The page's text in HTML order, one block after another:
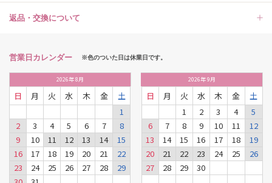
返品・交換について
営業日カレンダー ※色のついた日は休業日です。
2026年8月
日 月 火 水 木 金
土
1
2
3 4 5 6 7
8
9
10 11 12 13 14
15
16
17 18 19 20 21
22
23
24 25 26 27 28
29
2026年9月
日 月 火 水 木 金
土
1
2 3 4
5
6
7 8 9 10 11
12
13
14 15 16 17 18
19
20
21 22 23 24 25
26
27
28 29 30